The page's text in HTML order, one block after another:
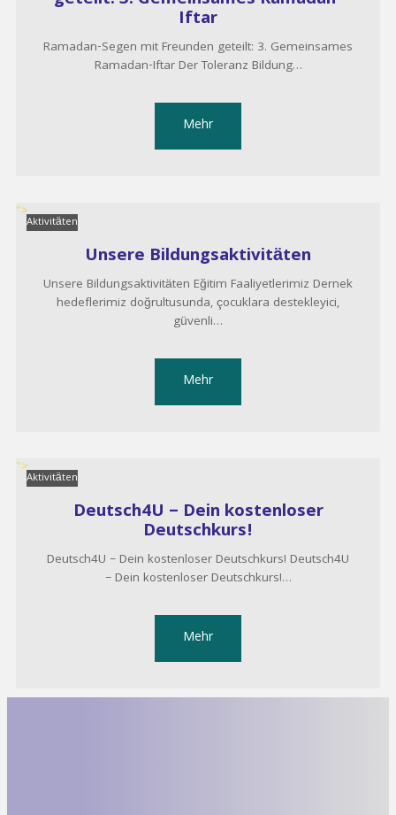
Iftar
Ramadan-Segen mit Freunden geteilt: 3. Gemeinsames
Ramadan-Iftar Der Toleranz Bildung…
Mehr
Aktivitäten
">
Unsere Bildungsaktivitäten
Unsere Bildungsaktivitäten Eğitim Faaliyetlerimiz Dernek
hedeflerimiz doğrultusunda, çocuklara destekleyici,
güvenli…
Mehr
Aktivitäten
">
Deutsch4U – Dein kostenloser
Deutschkurs!
Deutsch4U – Dein kostenloser Deutschkurs! Deutsch4U
– Dein kostenloser Deutschkurs!…
Mehr